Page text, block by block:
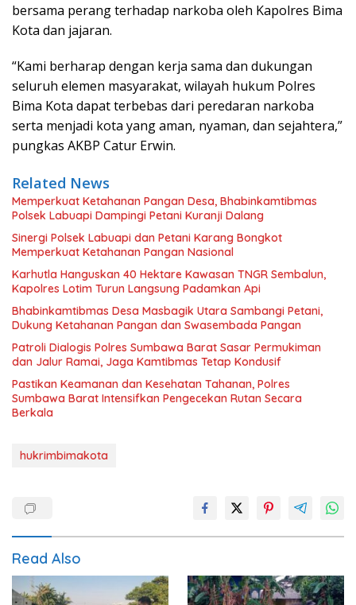
bersama perang terhadap narkoba oleh Kapolres Bima
Kota dan jajaran.
“Kami berharap dengan kerja sama dan dukungan
seluruh elemen masyarakat, wilayah hukum Polres
Bima Kota dapat terbebas dari peredaran narkoba
serta menjadi kota yang aman, nyaman, dan sejahtera,”
pungkas AKBP Catur Erwin.
Related News
Memperkuat Ketahanan Pangan Desa, Bhabinkamtibmas
Polsek Labuapi Dampingi Petani Kuranji Dalang
Sinergi Polsek Labuapi dan Petani Karang Bongkot
Memperkuat Ketahanan Pangan Nasional
Karhutla Hanguskan 40 Hektare Kawasan TNGR Sembalun,
Kapolres Lotim Turun Langsung Padamkan Api
Bhabinkamtibmas Desa Masbagik Utara Sambangi Petani,
Dukung Ketahanan Pangan dan Swasembada Pangan
Patroli Dialogis Polres Sumbawa Barat Sasar Permukiman
dan Jalur Ramai, Jaga Kamtibmas Tetap Kondusif
Pastikan Keamanan dan Kesehatan Tahanan, Polres
Sumbawa Barat Intensifkan Pengecekan Rutan Secara
Berkala
hukrimbimakota
Read Also